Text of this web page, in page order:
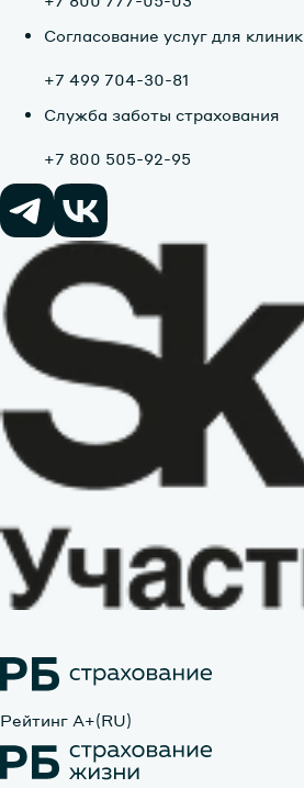
Согласование услуг для клиник
+7 499 704-30-81
Служба заботы страхования
+7 800 505-92-95
Рейтинг А+(RU)